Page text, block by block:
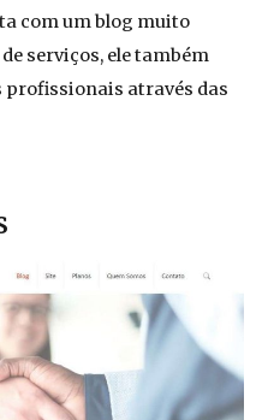
com um blog muito
serviços, ele também
através das